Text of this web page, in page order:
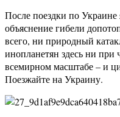
После поездки по
объяснение гибели
всего, ни природный
инопланетян здесь ни
всемирном масштабе – и
Поезжайте на Украину.